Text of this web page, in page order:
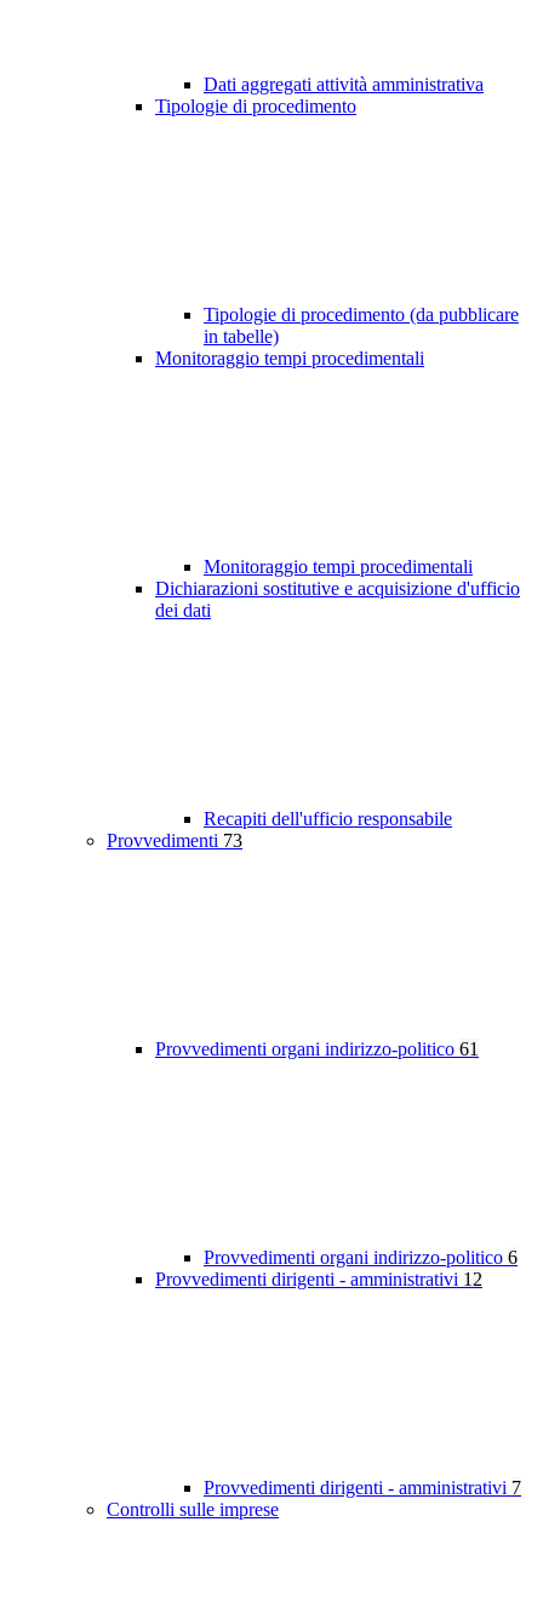
Dati aggregati attività amministrativa
Tipologie di procedimento
Tipologie di procedimento (da pubblicare
in tabelle)
Monitoraggio tempi procedimentali
Monitoraggio tempi procedimentali
Dichiarazioni sostitutive e acquisizione d'ufficio
dei dati
Recapiti dell'ufficio responsabile
Provvedimenti 73
Provvedimenti organi indirizzo-politico 61
Provvedimenti organi indirizzo-politico 6
Provvedimenti dirigenti - amministrativi 12
Provvedimenti dirigenti - amministrativi 7
Controlli sulle imprese